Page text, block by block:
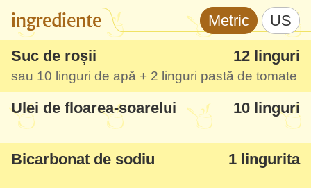
activitate creativă - am făcut "biscuiți roz"
împreună și mare mi-a fost uimirea ce
delicatesă ne-a ieșit.
În afara faptului că au o culoare plăcută
roz-portocalie - biscuiții cu suc de roșii sunt
foarte fragezi, moi, ceva intermediar între
turtă dulce și biscuiți. Dacă nu aveți suc de
ingrediente Metric US
Suc de roșii 12 linguri
sau 10 linguri de apă + 2 linguri pastă de tomate
Ulei de floarea-soarelui 10 linguri
Bicarbonat de sodiu 1 lingurita